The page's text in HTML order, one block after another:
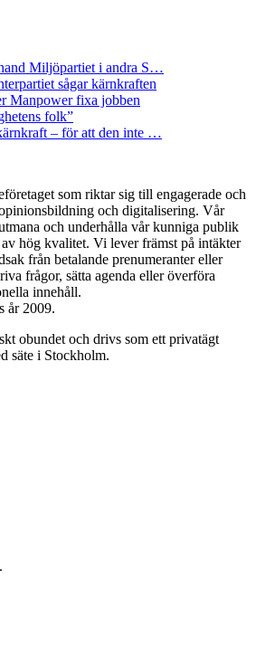
Miljöpartiet i andra S…
sågar kärnkraften
Manpower fixa jobben
folk”
– för att den inte …
som riktar sig till engagerade och
och digitalisering. Vår
och underhålla vår kunniga publik
hög kvalitet. Vi lever främst på intäkter
från betalande prenumeranter eller
frågor, sätta agenda eller överföra
innehåll.
år 2009.
obundet och drivs som ett privatägt
säte i Stockholm.